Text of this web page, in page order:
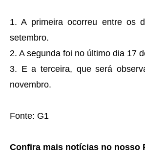
1. A primeira ocorreu entre os
setembro.
2. A segunda foi no último dia 17
3. E a terceira, que será
novembro.
Fonte: G1
Confira mais notícias no nosso